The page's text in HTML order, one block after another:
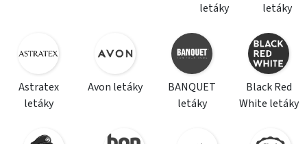
letáky
letáky
Astratex
letáky
Avon letáky
BANQUET
letáky
Black Red
White letáky